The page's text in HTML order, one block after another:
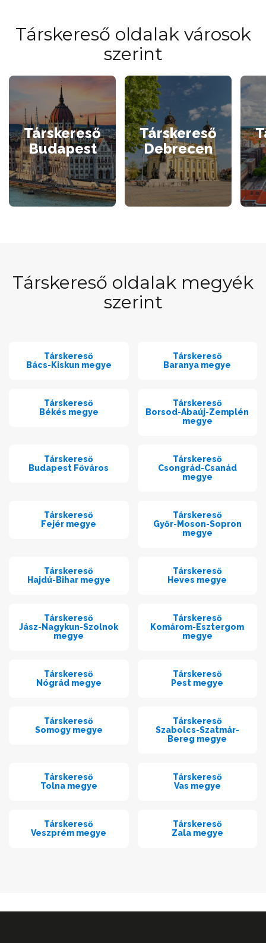
Társkereső oldalak városok
szerint
Társkereső
Budapest
Társkereső
Debrecen
Társkereső oldalak megyék
szerint
Társkereső
Bács-Kiskun megye
Társkereső
Baranya megye
Társkereső
Békés megye
Társkereső
Borsod-Abaúj-Zemplén
megye
Társkereső
Budapest Főváros
Társkereső
Csongrád-Csanád
megye
Társkereső
Fejér megye
Társkereső
Győr-Moson-Sopron
megye
Társkereső
Hajdú-Bihar megye
Társkereső
Heves megye
Társkereső
Jász-Nagykun-Szolnok
megye
Társkereső
Komárom-Esztergom
megye
Társkereső
Nógrád megye
Társkereső
Pest megye
Társkereső
Somogy megye
Társkereső
Szabolcs-Szatmár-
Bereg megye
Társkereső
Tolna megye
Társkereső
Vas megye
Társkereső
Veszprém megye
Társkereső
Zala megye